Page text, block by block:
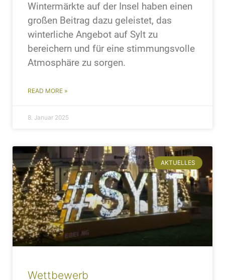
Wintermärkte auf der Insel haben einen
großen Beitrag dazu geleistet, das
winterliche Angebot auf Sylt zu
bereichern und für eine stimmungsvolle
Atmosphäre zu sorgen.
READ MORE »
8. Januar 2025
AKTUELLES
Wettbewerb